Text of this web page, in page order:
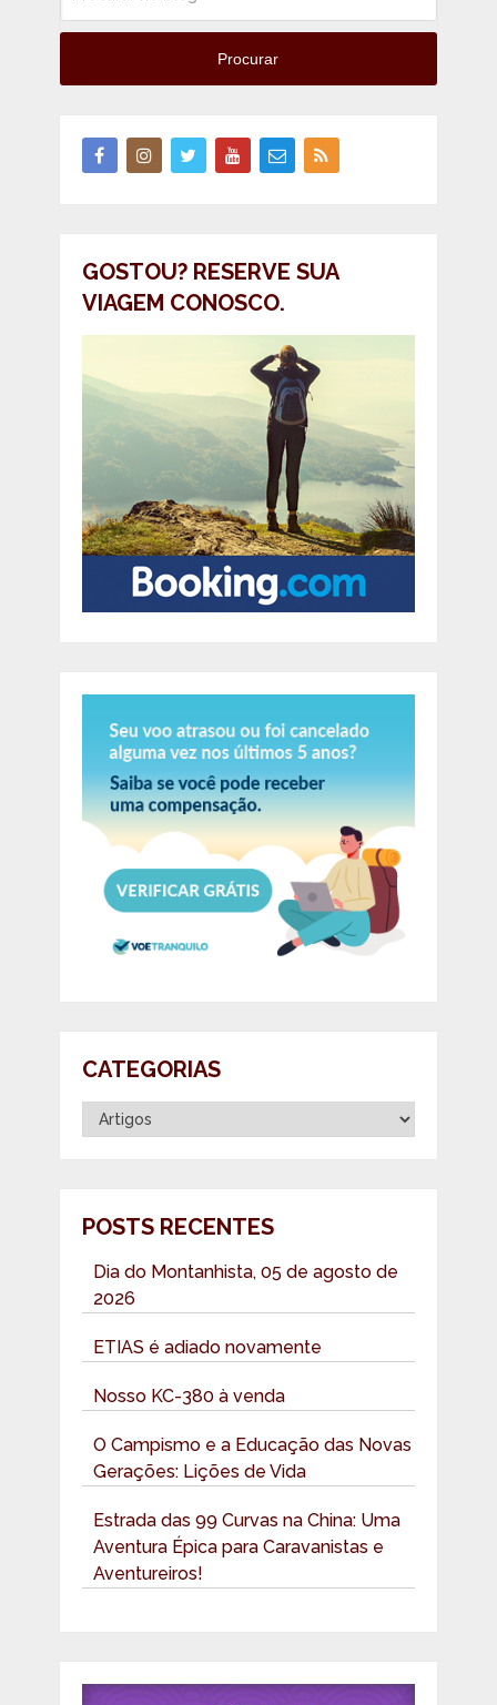
Procurar
GOSTOU? RESERVE SUA
VIAGEM CONOSCO.
CATEGORIAS
Categorias
POSTS RECENTES
Dia do Montanhista, 05 de agosto de
2026
ETIAS é adiado novamente
Nosso KC-380 à venda
O Campismo e a Educação das Novas
Gerações: Lições de Vida
Estrada das 99 Curvas na China: Uma
Aventura Épica para Caravanistas e
Aventureiros!